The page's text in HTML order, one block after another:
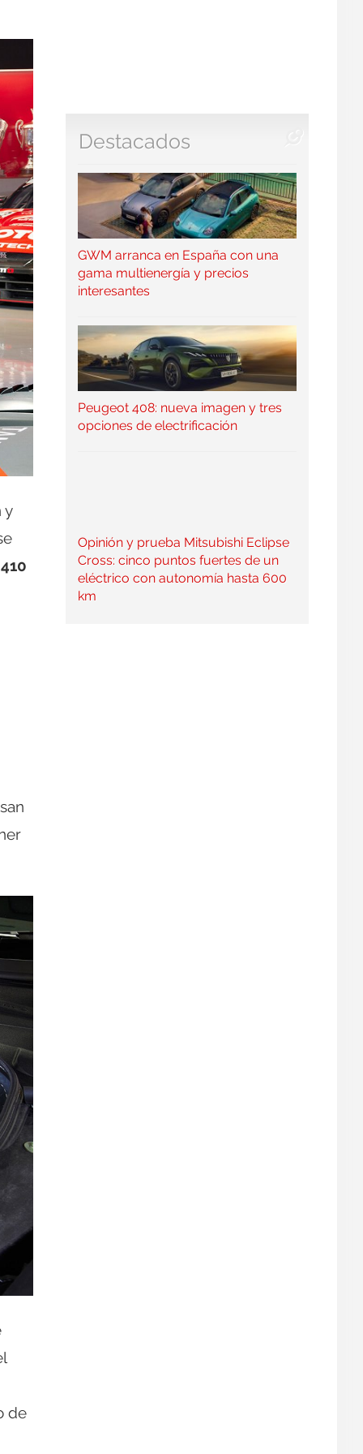
y
de
Destacados
GWM arranca en España con una
gama multienergía y precios
interesantes
Peugeot 408: nueva imagen y tres
opciones de electrificación
Opinión y prueba Mitsubishi Eclipse
Cross: cinco puntos fuertes de un
eléctrico con autonomía hasta 600
km